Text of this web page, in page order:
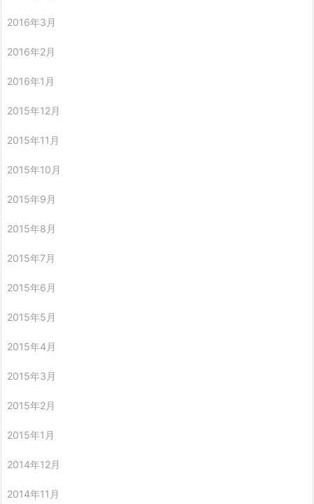
2016年3月
2016年2月
2016年1月
2015年12月
2015年11月
2015年10月
2015年9月
2015年8月
2015年7月
2015年6月
2015年5月
2015年4月
2015年3月
2015年2月
2015年1月
2014年12月
2014年11月